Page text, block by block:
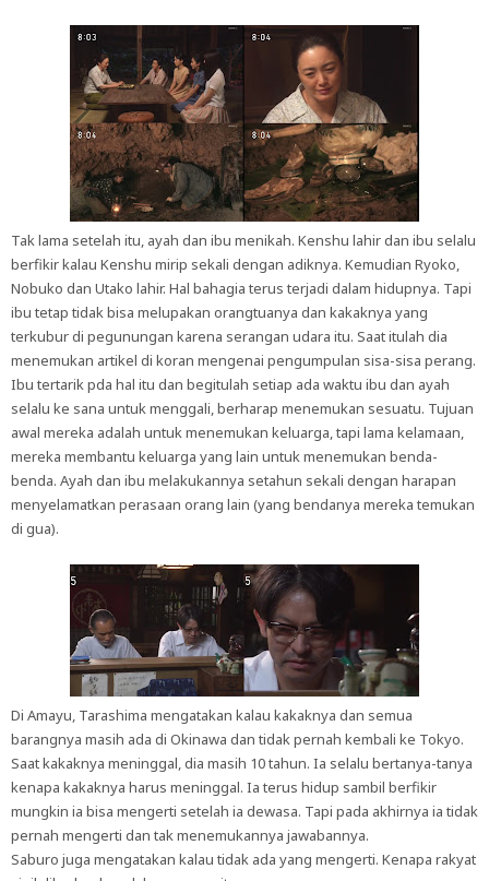
Tak lama setelah itu, ayah dan ibu menikah. Kenshu lahir dan ibu selalu
berfikir kalau Kenshu mirip sekali dengan adiknya. Kemudian Ryoko,
Nobuko dan Utako lahir. Hal bahagia terus terjadi dalam hidupnya. Tapi
ibu tetap tidak bisa melupakan orangtuanya dan kakaknya yang
terkubur di pegunungan karena serangan udara itu. Saat itulah dia
menemukan artikel di koran mengenai pengumpulan sisa-sisa perang.
Ibu tertarik pda hal itu dan begitulah setiap ada waktu ibu dan ayah
selalu ke sana untuk menggali, berharap menemukan sesuatu. Tujuan
awal mereka adalah untuk menemukan keluarga, tapi lama kelamaan,
mereka membantu keluarga yang lain untuk menemukan benda-
benda. Ayah dan ibu melakukannya setahun sekali dengan harapan
menyelamatkan perasaan orang lain (yang bendanya mereka temukan
di gua).
Di Amayu, Tarashima mengatakan kalau kakaknya dan semua
barangnya masih ada di Okinawa dan tidak pernah kembali ke Tokyo.
Saat kakaknya meninggal, dia masih 10 tahun. Ia selalu bertanya-tanya
kenapa kakaknya harus meninggal. Ia terus hidup sambil berfikir
mungkin ia bisa mengerti setelah ia dewasa. Tapi pada akhirnya ia tidak
pernah mengerti dan tak menemukannya jawabannya.
Saburo juga mengatakan kalau tidak ada yang mengerti. Kenapa rakyat